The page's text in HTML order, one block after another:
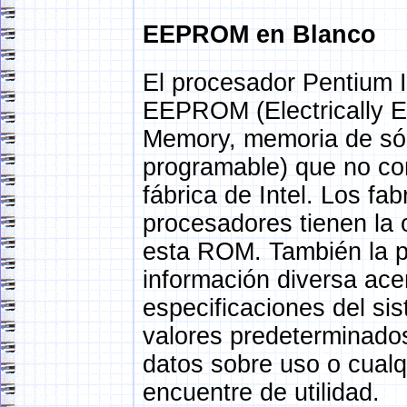
EEPROM en Blanco
El procesador Pentium
EEPROM (Electrically
Memory, memoria de
programable) que no
fábrica de Intel. Los
procesadores tienen la
esta ROM. También la
información diversa
especificaciones del
valores
datos sobre uso o
encuentre de utilidad.